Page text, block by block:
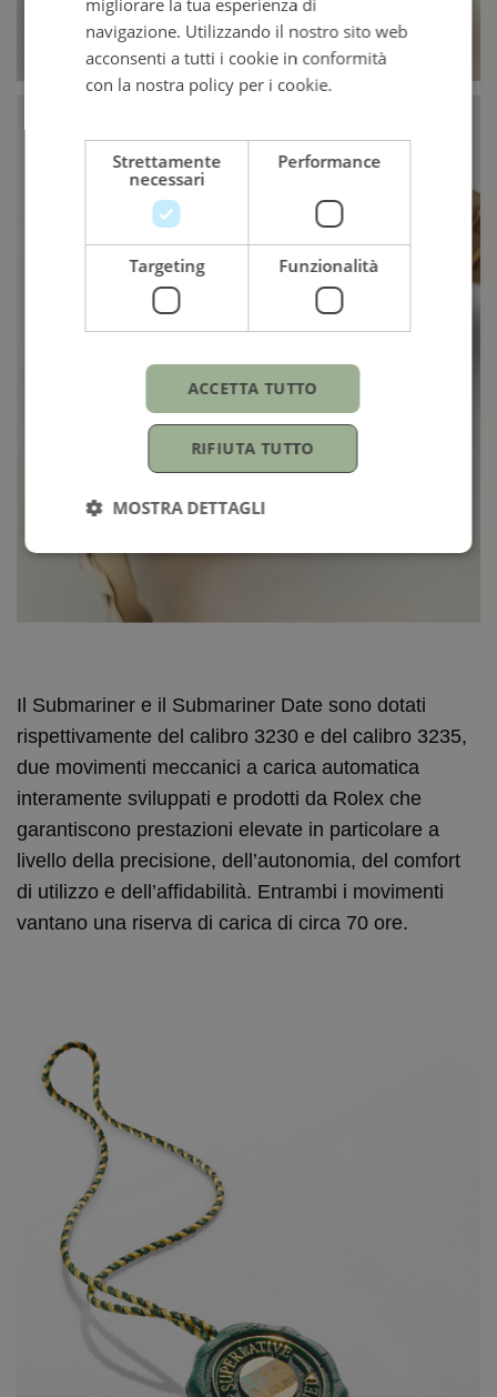
Il Submariner e il Submariner Date sono dotati
rispettivamente del calibro 3230 e del calibro 3235,
due movimenti meccanici a carica automatica
interamente sviluppati e prodotti da Rolex che
garantiscono prestazioni elevate in particolare a
livello della precisione, dell’autonomia, del comfort
di utilizzo e dell’affidabilità. Entrambi i movimenti
vantano una riserva di carica di circa 70 ore.
navigazione. Utilizzando il nostro sito web
acconsenti a tutti i cookie in conformità
con la nostra policy per i cookie.
Strettamente
necessari
Performance
Targeting Funzionalità
ACCETTA TUTTO
RIFIUTA TUTTO
MOSTRA DETTAGLI